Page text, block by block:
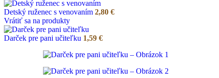
Detský ruženec s venovaním 2,80 €
Vrátiť sa na produkty
Darček pre pani učiteľku 1,59 €